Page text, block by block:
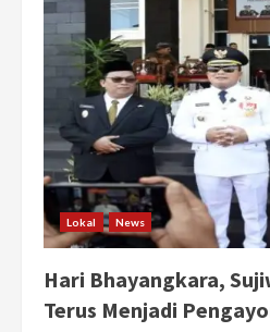
Dorong
Sinkronisasi
Data
LBS
ke
Kementerian
ATR/BPN
Lokal News
Hari Bhayangkara,
Terus Menjadi